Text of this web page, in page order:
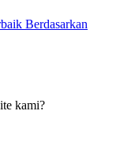
Berdasarkan
kami?